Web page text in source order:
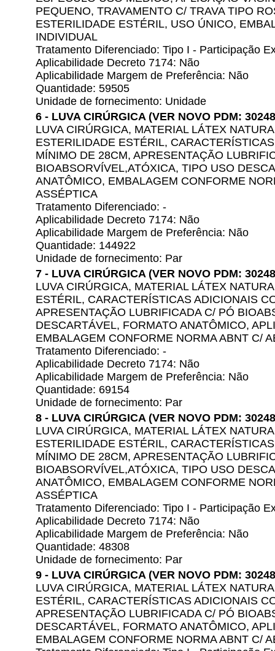
PEQUENO, TRAVAMENTO C/ TRAVA TIPO
ESTERILIDADE ESTÉRIL, USO ÚNICO,
INDIVIDUAL
Tratamento Diferenciado: Tipo I - Participação
Aplicabilidade Decreto 7174: Não
Aplicabilidade Margem de Preferência: Não
Quantidade: 59505
Unidade de fornecimento: Unidade
6 - LUVA CIRÚRGICA (VER NOVO PDM:
LUVA CIRÚRGICA, MATERIAL LÁTEX
ESTERILIDADE ESTÉRIL,
MÍNIMO DE 28CM, APRESENTAÇÃO
BIOABSORVÍVEL,ATÓXICA, TIPO USO
ANATÔMICO, EMBALAGEM CONFORME
ASSÉPTICA
Tratamento Diferenciado: -
Aplicabilidade Decreto 7174: Não
Aplicabilidade Margem de Preferência: Não
Quantidade: 144922
Unidade de fornecimento: Par
7 - LUVA CIRÚRGICA (VER NOVO PDM:
LUVA CIRÚRGICA, MATERIAL LÁTEX
ESTÉRIL, CARACTERÍSTICAS ADICIONAIS
APRESENTAÇÃO LUBRIFICADA C/ PÓ
DESCARTÁVEL, FORMATO ANATÔMICO,
EMBALAGEM CONFORME NORMA ABNT C/
Tratamento Diferenciado: -
Aplicabilidade Decreto 7174: Não
Aplicabilidade Margem de Preferência: Não
Quantidade: 69154
Unidade de fornecimento: Par
8 - LUVA CIRÚRGICA (VER NOVO PDM:
LUVA CIRÚRGICA, MATERIAL LÁTEX
ESTERILIDADE ESTÉRIL,
MÍNIMO DE 28CM, APRESENTAÇÃO
BIOABSORVÍVEL,ATÓXICA, TIPO USO
ANATÔMICO, EMBALAGEM CONFORME
ASSÉPTICA
Tratamento Diferenciado: Tipo I - Participação
Aplicabilidade Decreto 7174: Não
Aplicabilidade Margem de Preferência: Não
Quantidade: 48308
Unidade de fornecimento: Par
9 - LUVA CIRÚRGICA (VER NOVO PDM:
LUVA CIRÚRGICA, MATERIAL LÁTEX
ESTÉRIL, CARACTERÍSTICAS ADICIONAIS
APRESENTAÇÃO LUBRIFICADA C/ PÓ
DESCARTÁVEL, FORMATO ANATÔMICO,
EMBALAGEM CONFORME NORMA ABNT C/